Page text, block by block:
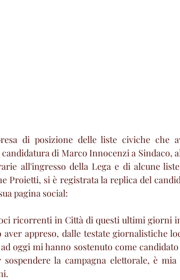
di posizione delle liste civiche che
di Marco Innocenzi a Sindaco,
all'ingresso della Lega e di alcune
Proietti, si è registrata la replica del
pagina social:
ricorrenti in Città di questi ultimi giorni
aver appreso, dalle testate giornalistiche
oggi mi hanno sostenuto come
la campagna elettorale, è